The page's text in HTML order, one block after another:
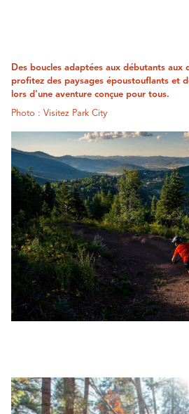
Des boucles adaptées aux débutants aux
profitez des paysages époustouflants et
lors d'une aventure conçue pour tous.
Photo : Visitez Park City